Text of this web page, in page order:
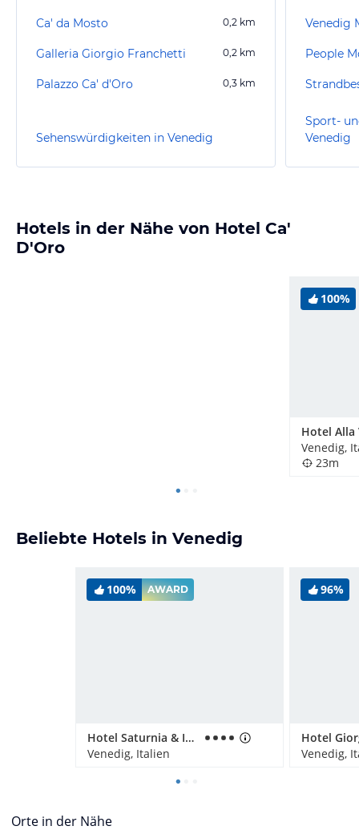
Ca' da Mosto 0,2 km
Galleria Giorgio Franchetti 0,2 km
Palazzo Ca' d'Oro 0,3 km
Sehenswürdigkeiten in Venedig
Venedig
People
Sport-
Venedig
Hotels in der Nähe von Hotel Ca'
D'Oro
100%
Venedig,
23m
Beliebte Hotels in Venedig
100% AWARD
Hotel Saturnia & International
Venedig, Italien
96%
Hotel
Venedig,
Orte in der Nähe